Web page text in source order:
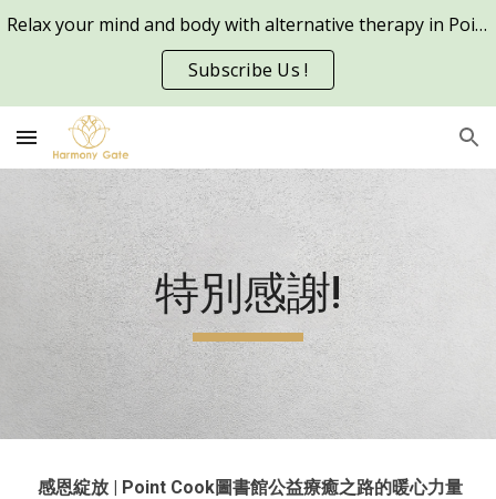
Skip to main content Skip to navigation
Relax your mind and body with alternative therapy in Point Cook and other metro areas in Melbourne
Subscribe Us !
特別感謝!
感恩綻放 | Point Cook圖書館公益療癒之路的暖心力量